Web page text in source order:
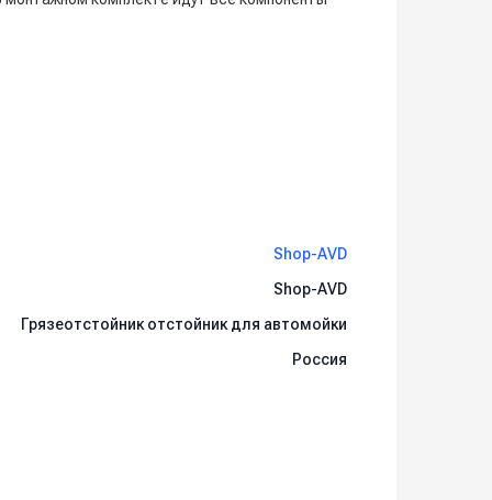
Shop-AVD
Shop-AVD
Грязеотстойник отстойник для автомойки
Россия